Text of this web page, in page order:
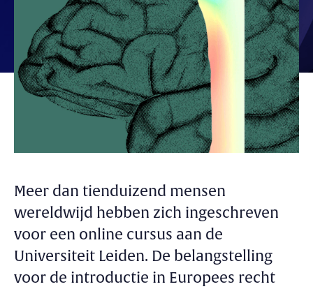
Meer dan tienduizend mensen
wereldwijd hebben zich ingeschreven
voor een online cursus aan de
Universiteit Leiden. De belangstelling
voor de introductie in Europees recht